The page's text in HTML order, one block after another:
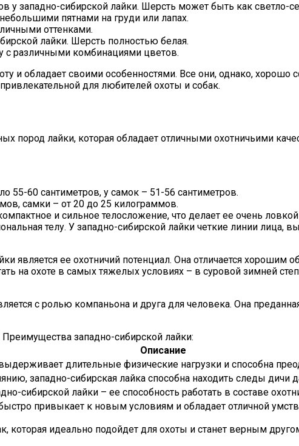
у западно-сибирской лайки. Шерсть может быть как светло-
пятнами на груди или лапах.
оттенками.
лайки. Шерсть полностью белая.
с различными комбинациями цветов.
и обладает своими особенностями. Все они, однако, хорошо
для любителей охоты и собак.
пород лайки, которая обладает отличными охотничьими
55-60 сантиметров, у самок – 51-56 сантиметров.
самки – от 20 до 25 килограммов.
и сильное телосложение, что делает ее очень
телу. У западно-сибирской лайки четкие линии лица,
является ее охотничий потенциал. Она отличается
на охоте в самых тяжелых условиях – в суровой зимней
с ролью компаньона и друга для человека. Она
Преимущества западно-сибирской лайки:
Описание
длительные физические нагрузки и способна
западно-сибирская лайка способна находить следы дичи
сибирской лайки – ее способность работать в составе
привыкает к новым условиям и обладает отличной
которая идеально подойдет для охоты и станет верным